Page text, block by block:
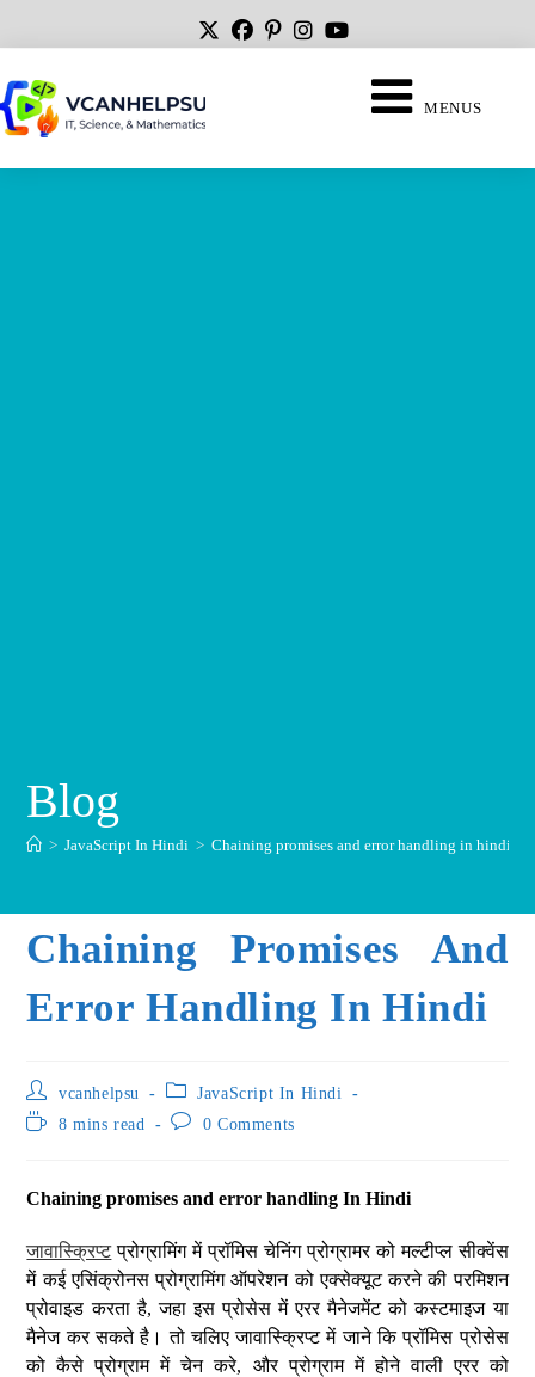
MENUS
Blog
> JavaScript In Hindi > Chaining promises and error handling in hindi
Chaining Promises And
Error Handling In Hindi
vcanhelpsu
JavaScript In Hindi
8 mins read
0 Comments
Chaining promises and error handling In Hindi
जावास्क्रिप्टप्रोग्रामिंग में प्रॉमिस चेनिंग प्रोग्रामर को मल्टीप्ल सीक्वेंस
में कई एसिंक्रोनस प्रोग्रामिंग ऑपरेशन को एक्सेक्यूट करने की परमिशन
प्रोवाइड करता है, जहा इस प्रोसेस में एरर मैनेजमेंट को कस्टमाइज या
मैनेज कर सकते है। तो चलिए जावास्क्रिप्ट में जाने कि प्रॉमिस प्रोसेस
को कैसे प्रोग्राम में चेन करे, और प्रोग्राम में होने वाली एरर को